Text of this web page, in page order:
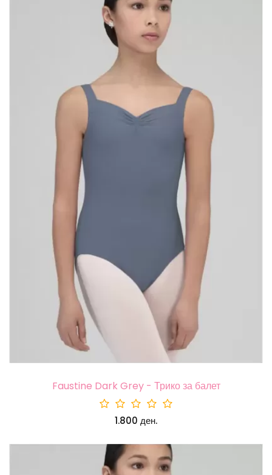
Faustine Dark Grey - Трико за балет
1.800 ден.